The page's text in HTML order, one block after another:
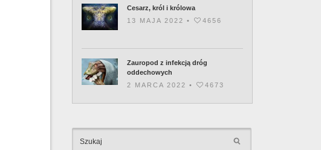
Cesarz, król i królowa
13 MAJA 2022 •
4656
Zauropod z infekcją dróg
oddechowych
2 MARCA 2022 •
4673